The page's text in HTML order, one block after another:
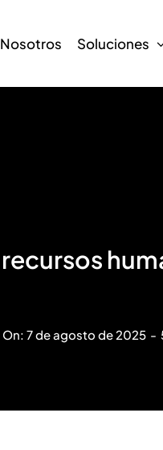
Nosotros Soluciones
7 de agosto de 2025 -